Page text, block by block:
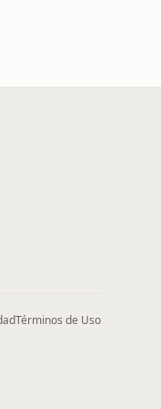
Términos de Uso